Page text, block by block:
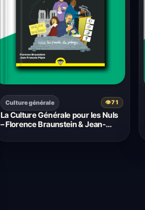
Culture générale 👁71
La Culture Générale pour les Nuls
– Florence Braunstein & Jean-